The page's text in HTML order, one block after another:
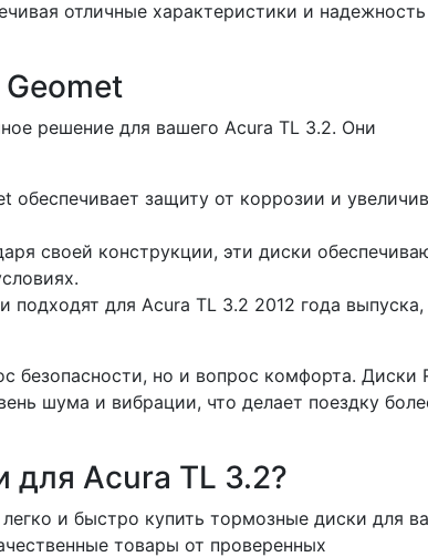
отличные характеристики и
решение для вашего Acura TL 3.2. Они
обеспечивает защиту от коррозии и
своей конструкции, эти диски
подходят для Acura TL 3.2 2012 года выпуска,
но и вопрос комфорта. Диски
шума и вибрации, что делает поездку
для Acura TL 3.2?
и быстро купить тормозные диски для
товары от проверенных